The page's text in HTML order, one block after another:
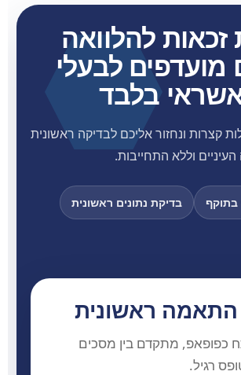
להלוואה
מועדפים לבעלי
בלבד
קצרות ונחזור אליכם לבדיקה ראשונית
וללא התחייבות.
בדיקת נתונים ראשונית
ראשונית
כפופאפ, מתקדם בין מסכים
רגיל.